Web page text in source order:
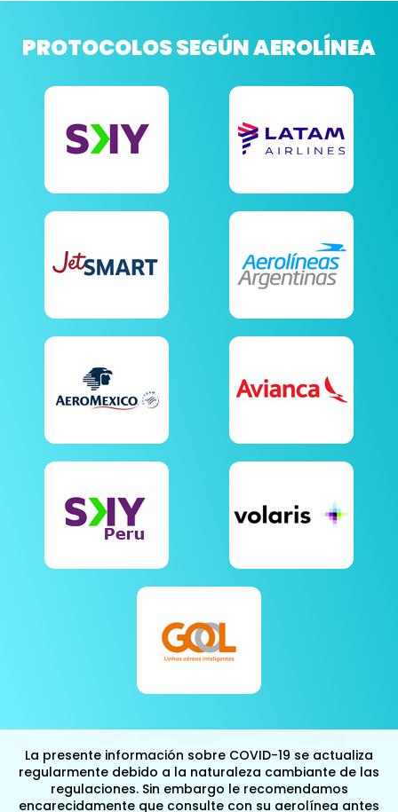
PROTOCOLOS SEGÚN AEROLÍNEA
La presente información sobre COVID-19 se actualiza
regularmente debido a la naturaleza cambiante de las
regulaciones. Sin embargo le recomendamos
encarecidamente que consulte con su aerolínea antes